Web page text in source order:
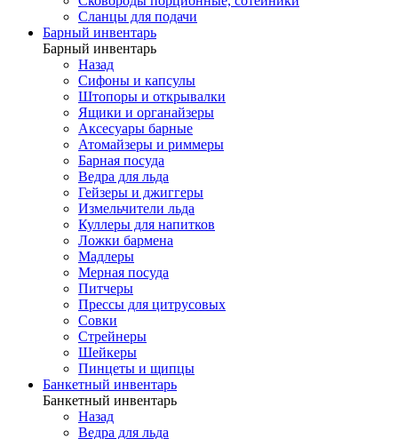
Сланцы для подачи
Барный инвентарь
Барный инвентарь
Назад
Сифоны и капсулы
Штопоры и открывалки
Ящики и органайзеры
Аксесуары барные
Атомайзеры и риммеры
Барная посуда
Ведра для льда
Гейзеры и джиггеры
Измельчители льда
Куллеры для напитков
Ложки бармена
Мадлеры
Мерная посуда
Питчеры
Прессы для цитрусовых
Совки
Стрейнеры
Шейкеры
Пинцеты и щипцы
Банкетный инвентарь
Банкетный инвентарь
Назад
Ведра для льда